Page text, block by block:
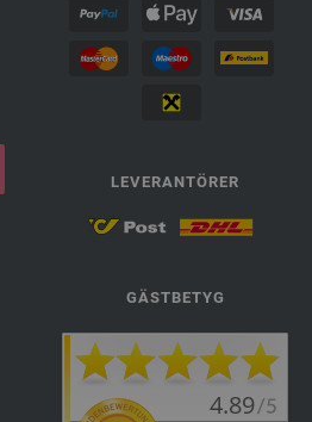
LEVERANTÖRER
GÄSTBETYG